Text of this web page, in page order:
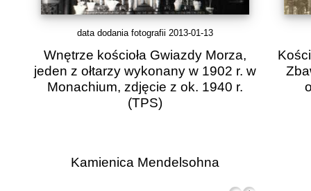
data dodania fotografii 2013-01-13
Wnętrze kościoła Gwiazdy Morza,
jeden z ołtarzy wykonany w 1902 r. w
Monachium, zdjęcie z ok. 1940 r.
(TPS)
Kamienica Mendelsohna